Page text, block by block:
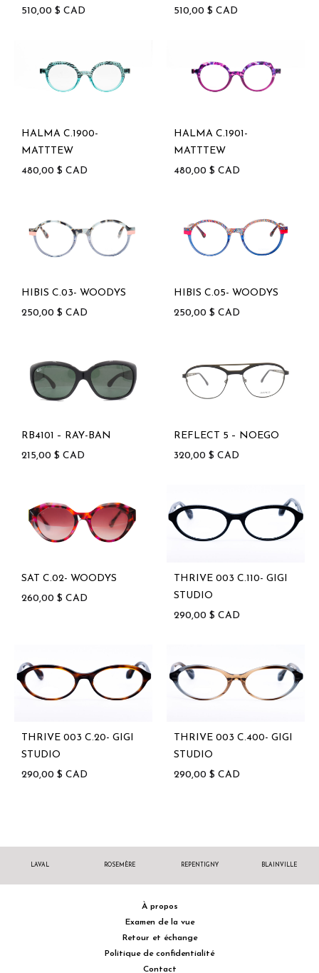
510,00 $ CAD
510,00 $ CAD
HALMA C.1900-
MATTTEW
480,00 $ CAD
HALMA C.1901-
MATTTEW
480,00 $ CAD
HIBIS C.03- WOODYS
250,00 $ CAD
HIBIS C.05- WOODYS
250,00 $ CAD
RB4101 – RAY-BAN
215,00 $ CAD
REFLECT 5 – NOEGO
320,00 $ CAD
SAT C.02- WOODYS
260,00 $ CAD
THRIVE 003 C.110- GIGI
STUDIO
290,00 $ CAD
THRIVE 003 C.20- GIGI
STUDIO
290,00 $ CAD
THRIVE 003 C.400- GIGI
STUDIO
290,00 $ CAD
LAVAL ROSEMÈRE REPENTIGNY BLAINVILLE
À propos
Examen de la vue
Retour et échange
Politique de confidentialité
Contact